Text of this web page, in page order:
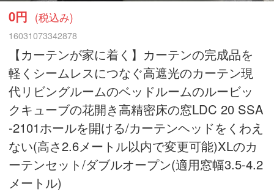
0円 (税込み)
16031073342878
【カーテンが家に着く】カーテンの完成品を
軽くシームレスにつなぐ高遮光のカーテン現
代リビングルームのベッドルームのルービッ
クキューブの花開き高精密床の窓LDC 20 SSA
-2101ホールを開ける/カーテンヘッドをくわえ
ない(高さ2.6メートル以内で変更可能)XLのカ
ーテンセット/ダブルオープン(適用窓幅3.5-4.2
メートル)